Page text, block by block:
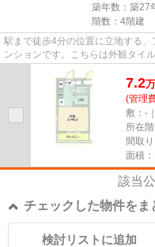
築年数：築27
階数：4階建
駅まで徒歩4分の位置に立地する
ンションです。こちらは外観タイ
です。新宿区エリアの賃貸情報...
7.2万
(管理
敷：-
所在
間取
面積
該当
チェックした物件をま
検討リストに追加